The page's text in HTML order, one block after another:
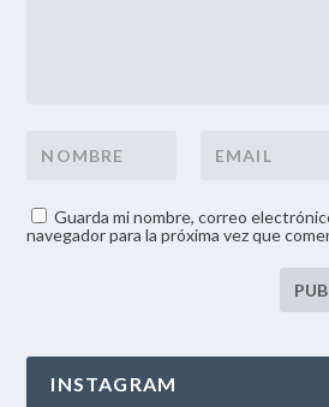
Guarda mi nombre, correo
navegador para la próxima vez que
INSTAGRAM